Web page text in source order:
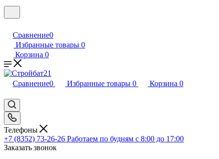
Сравнение0
Избранные товары 0
Корзина 0
Сравнение0 Избранные товары 0 Корзина 0
Телефоны
+7 (8352) 73-26-26 Работаем по будням с 8:00 до 17:00
Заказать звонок